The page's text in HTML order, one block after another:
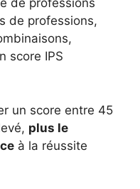
de professions
de professions,
score IPS
un score entre 45
plus le
à la réussite